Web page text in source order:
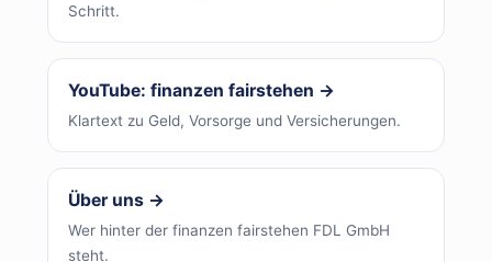
Schritt.
YouTube: finanzen fairstehen →
Klartext zu Geld, Vorsorge und Versicherungen.
Über uns →
Wer hinter der finanzen fairstehen FDL GmbH
steht.